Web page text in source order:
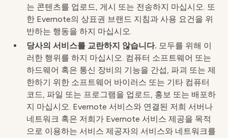
는 콘텐츠를 업로드, 게시 또는 전송하지 마십시오. 또
한 Evernote의 상표권 브랜드 지침과 사용 요건을 위
반하는 행동을 하지 마십시오.
당사의 서비스를 교란하지 않습니다. 모두를 위해 이
러한 행위를 하지 마십시오. 컴퓨터 소프트웨어 또는
하드웨어 혹은 통신 장비의 기능을 간섭, 파괴 또는 제
한하기 위한 소프트웨어 바이러스 또는 기타 컴퓨터
코드, 파일 또는 프로그램을 업로드, 홍보 또는 배포하
지 마십시오. Evernote 서비스와 연결된 저희 서버나
네트워크 혹은 저희가 Evernote 서비스 제공을 목적
으로 이용하는 서비스 제공자의 서비스와 네트워크를